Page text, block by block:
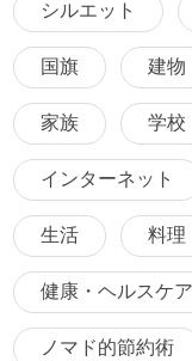
シルエット
国旗 建物
家族 学校
インターネット
生活 料理
健康・ヘルスケア
ノマド的節約術